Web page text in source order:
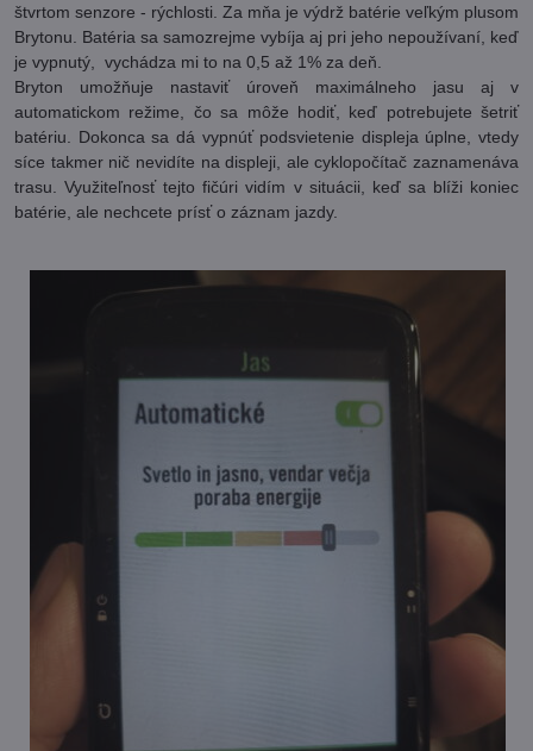
štvrtom senzore - rýchlosti. Za mňa je výdrž batérie veľkým plusom
Brytonu. Batéria sa samozrejme vybíja aj pri jeho nepoužívaní, keď
je vypnutý, vychádza mi to na 0,5 až 1% za deň.
Bryton umožňuje nastaviť úroveň maximálneho jasu aj v
automatickom režime, čo sa môže hodiť, keď potrebujete šetriť
batériu. Dokonca sa dá vypnúť podsvietenie displeja úplne, vtedy
síce takmer nič nevidíte na displeji, ale cyklopočítač zaznamenáva
trasu. Využiteľnosť tejto fičúri vidím v situácii, keď sa blíži koniec
batérie, ale nechcete prísť o záznam jazdy.